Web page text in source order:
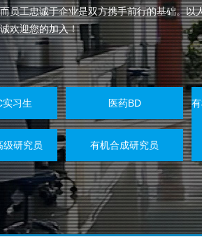
员工忠诚于企业是双方携手前行的基础。
欢迎您的加入！
实习生 医药BD
级研究员 有机合成研究员